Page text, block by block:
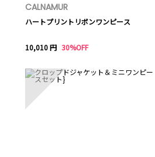
CALNAMUR
ハートプリントリボンワンピース
10,010 円 30%OFF